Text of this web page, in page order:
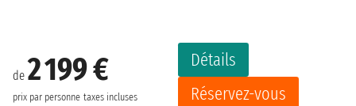
de 2 199 €
prix par personne taxes incluses
Détails
Réservez-vous